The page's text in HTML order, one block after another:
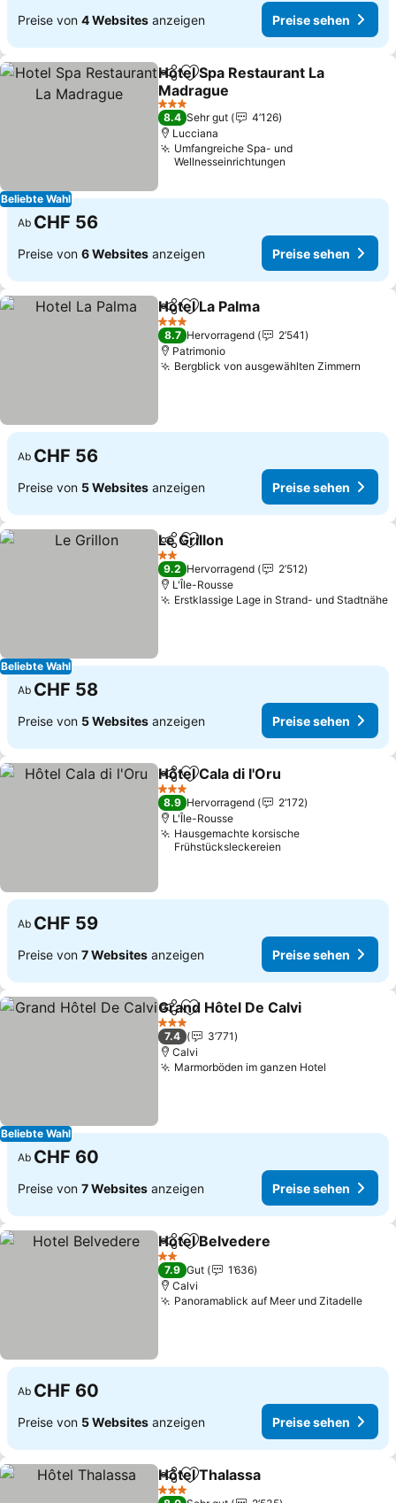
Preise von 4 Websites anzeigen Preise sehen
Beliebte Wahl
TeilenZu Favoriten hinzufügen
Hotel Spa Restaurant La
Madrague
3 Sterne
8.4 Sehr gut
4’126
Lucciana
Umfangreiche Spa- und
Wellnesseinrichtungen
Ab CHF 56
Preise von 6 Websites anzeigen Preise sehen
TeilenZu Favoriten hinzufügen
Hotel La Palma
3 Sterne
8.7 Hervorragend
2’541
Patrimonio
Bergblick von ausgewählten Zimmern
Ab CHF 56
Preise von 5 Websites anzeigen Preise sehen
Beliebte Wahl
TeilenZu Favoriten hinzufügen
Le Grillon
2 Sterne
9.2 Hervorragend
2’512
L'Île-Rousse
Erstklassige Lage in Strand- und Stadtnähe
Ab CHF 58
Preise von 5 Websites anzeigen Preise sehen
TeilenZu Favoriten hinzufügen
Hôtel Cala di l'Oru
3 Sterne
8.9 Hervorragend
2’172
L'Île-Rousse
Hausgemachte korsische
Frühstücksleckereien
Ab CHF 59
Preise von 7 Websites anzeigen Preise sehen
Beliebte Wahl
TeilenZu Favoriten hinzufügen
Grand Hôtel De Calvi
3 Sterne
7.4
3’771
Calvi
Marmorböden im ganzen Hotel
Ab CHF 60
Preise von 7 Websites anzeigen Preise sehen
TeilenZu Favoriten hinzufügen
Hotel Belvedere
2 Sterne
7.9 Gut
1’636
Calvi
Panoramablick auf Meer und Zitadelle
Ab CHF 60
Preise von 5 Websites anzeigen Preise sehen
TeilenZu Favoriten hinzufügen
Hôtel Thalassa
3 Sterne